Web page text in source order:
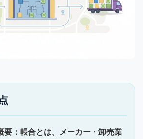
要：帳合とは、メーカー・卸売業